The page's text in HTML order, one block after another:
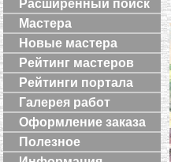
Расширенный поиск
Мастера
Новые мастера
Рейтинг мастеров
Рейтинги портала
Галерея работ
Оформление заказа
Полезное